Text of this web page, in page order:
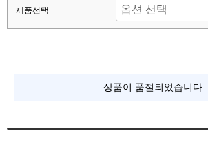
제품선택
상품이 품절되었습니다.